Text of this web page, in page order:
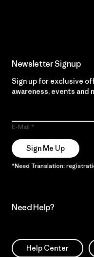
Newsletter Signup
Sign up for exclusive
awareness, events and
E-Mail
Sign Me Up
*Need Translation:
Need Help?
Help Center